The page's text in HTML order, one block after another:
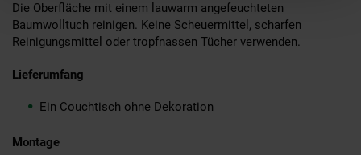
Die Oberfläche mit einem lauwarm angefeuchteten
Baumwolltuch reinigen. Keine Scheuermittel, scharfen
Reinigungsmittel oder tropfnassen Tücher verwenden.
Lieferumfang
Ein Couchtisch ohne Dekoration
Montage